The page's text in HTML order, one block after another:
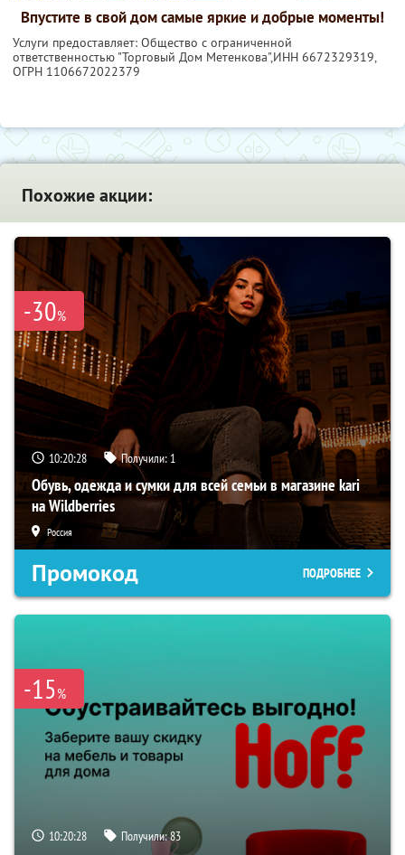
Впустите в свой дом самые яркие и добрые моменты!
Услуги предоставляет: Общество с ограниченной
ответственностью "Торговый Дом Метенкова",ИНН 6672329319,
ОГРН 1106672022379
Похожие акции:
-30%
10:20:27 Получили: 1
Обувь, одежда и сумки для всей семьи в магазине kari
на Wildberries
Россия
Промокод ПОДРОБНЕЕ
-15%
10:20:27 Получили:83